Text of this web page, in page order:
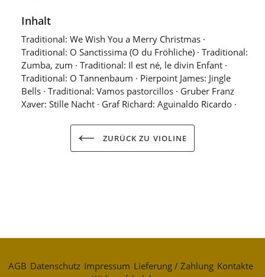
Inhalt
Traditional: We Wish You a Merry Christmas ·
Traditional: O Sanctissima (O du Fröhliche) · Traditional:
Zumba, zum · Traditional: Il est né, le divin Enfant ·
Traditional: O Tannenbaum · Pierpoint James: Jingle
Bells · Traditional: Vamos pastorcillos · Gruber Franz
Xaver: Stille Nacht · Graf Richard: Aguinaldo Ricardo ·
ZURÜCK ZU VIOLINE
AGB Datenschutz Impressum Lieferung / Zahlung Kontakte